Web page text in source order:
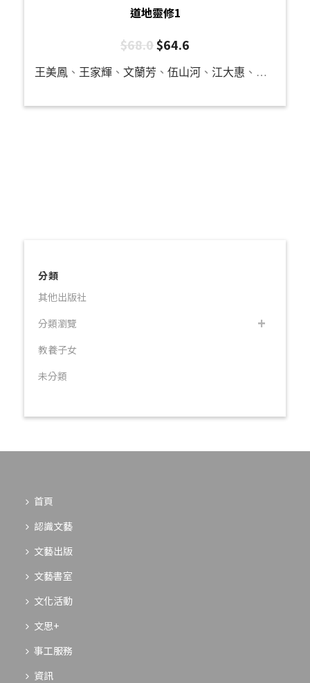
道地靈修1
$68.0$64.6
王美鳳 、 王家輝 、 文蘭芳 、 伍山河 、 江大惠 、 余妙雲
分類
其他出版社
分類瀏覽
教養子女
未分類
首頁
認識文藝
文藝出版
文藝書室
文化活動
文思+
事工服務
資訊